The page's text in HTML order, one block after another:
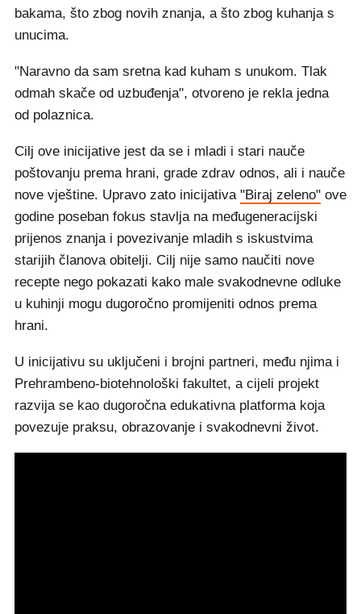
bakama, što zbog novih znanja, a što zbog kuhanja s
unucima.
"Naravno da sam sretna kad kuham s unukom. Tlak
odmah skače od uzbuđenja", otvoreno je rekla jedna
od polaznica.
Cilj ove inicijative jest da se i mladi i stari nauče
poštovanju prema hrani, grade zdrav odnos, ali i nauče
nove vještine. Upravo zato inicijativa "Biraj zeleno" ove
godine poseban fokus stavlja na međugeneracijski
prijenos znanja i povezivanje mladih s iskustvima
starijih članova obitelji. Cilj nije samo naučiti nove
recepte nego pokazati kako male svakodnevne odluke
u kuhinji mogu dugoročno promijeniti odnos prema
hrani.
U inicijativu su uključeni i brojni partneri, među njima i
Prehrambeno-biotehnološki fakultet, a cijeli projekt
razvija se kao dugoročna edukativna platforma koja
povezuje praksu, obrazovanje i svakodnevni život.